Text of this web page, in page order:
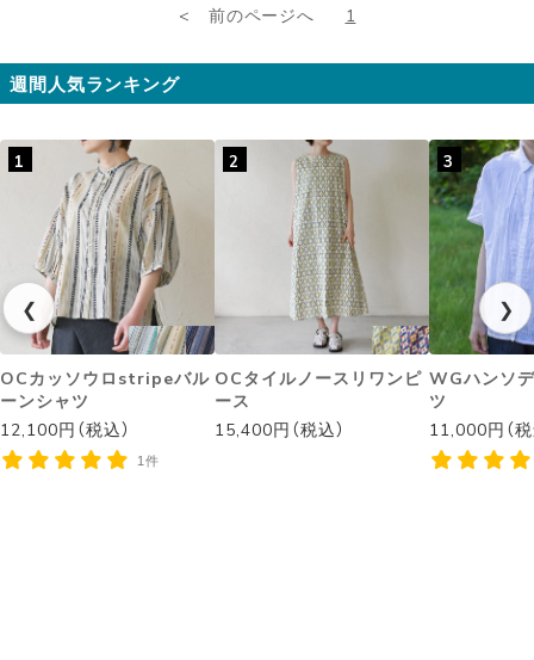
前のページへ 1
週間人気ランキング
❮
1
OCカッソウロstripeバル
ーンシャツ
12,100円（税込）
1件
2
OCタイルノースリワンピ
ース
15,400円（税込）
3
WGハンソ
ツ
11,000円（税
❯